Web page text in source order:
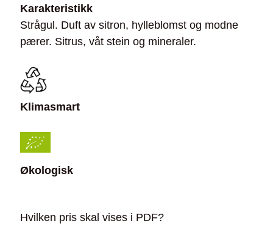
Karakteristikk
Strågul. Duft av sitron, hylleblomst og modne
pærer. Sitrus, våt stein og mineraler.
Klimasmart
Økologisk
Hvilken pris skal vises i PDF?